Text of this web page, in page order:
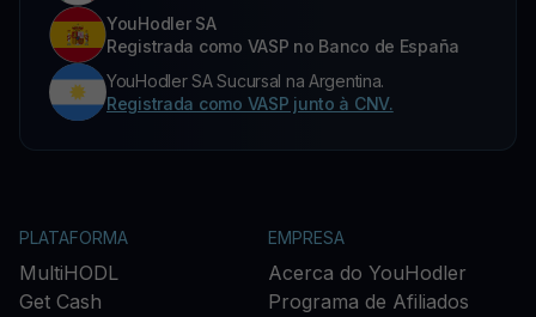
YouHodler SA
Registrada como VASP no Banco de España
YouHodler SA Sucursal na Argentina.
Registrada como VASP junto à CNV.
PLATAFORMA
MultiHODL
Get Cash
EMPRESA
Acerca do YouHodler
Programa de Afiliados